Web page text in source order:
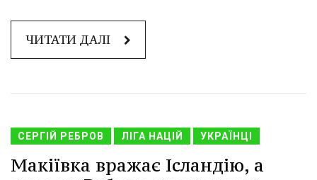
ЧИТАТИ ДАЛІ
СЕРГІЙ РЕБРОВ ЛІГА НАЦІЙ УКРАЇНЦІ
Макіївка вражає Ісландію, а